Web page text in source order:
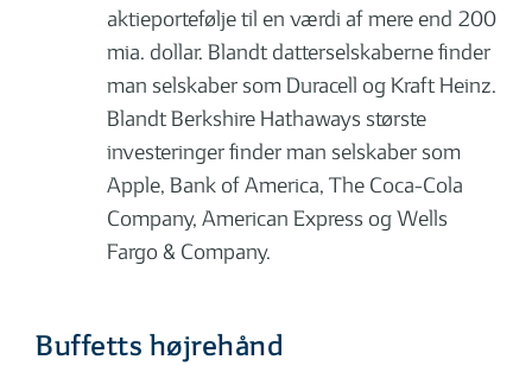
aktieportefølje til en værdi af mere end 200
mia. dollar. Blandt datterselskaberne finder
man selskaber som Duracell og Kraft Heinz.
Blandt Berkshire Hathaways største
investeringer finder man selskaber som
Apple, Bank of America, The Coca-Cola
Company, American Express og Wells
Fargo & Company.
Buffetts højrehånd